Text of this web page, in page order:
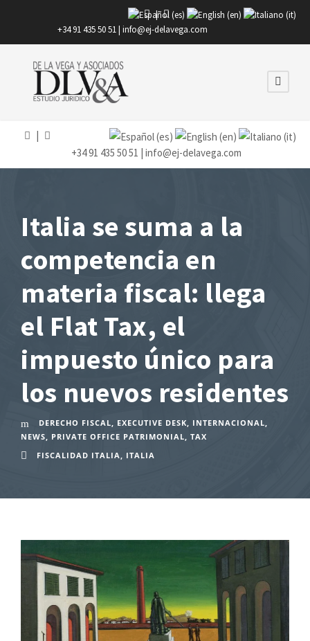
|
+34 91 435 50 51 | info@ej-delavega.com
+34 91 435 50 51 | info@ej-delavega.com
Italia se suma a la
competencia en
materia fiscal: llega
el Flat Tax, el
impuesto único para
los nuevos residentes
DERECHO FISCAL, EXECUTIVE DESK, INTERNACIONAL,
NEWS
PRIVATE OFFICE PATRIMONIAL TAX
FISCALIDAD ITALIA
ITALIA